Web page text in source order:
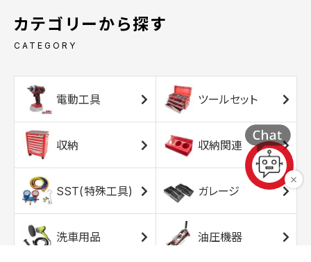
カテゴリーから探す
CATEGORY
電動工具 ツールセット
収納 収納関連
SST(特殊工具) ガレージ
洗車用品 油圧機器